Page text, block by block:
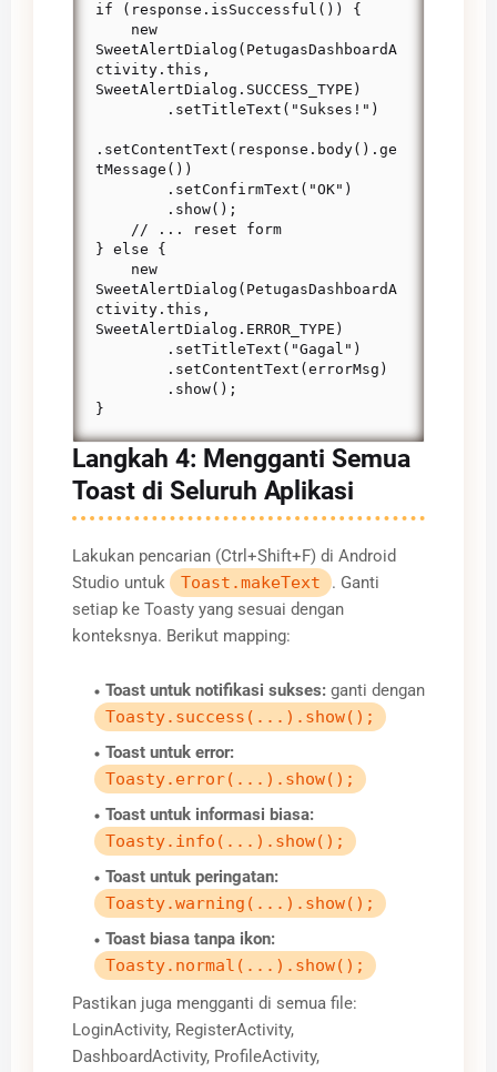
if (response.isSuccessful()) {
SweetAlertDialog(PetugasDashboardA
ctivity.this,
SweetAlertDialog.SUCCESS_TYPE)
.setContentText(response.body().ge
tMessage())
} else {
SweetAlertDialog(PetugasDashboardA
ctivity.this,
SweetAlertDialog.ERROR_TYPE)
}
Langkah 4: Mengganti Semua
Toast di Seluruh Aplikasi
Lakukan pencarian (Ctrl+Shift+F) di Android
Studio untuk
Toast.makeText
. Ganti
setiap ke Toasty yang sesuai dengan
konteksnya. Berikut mapping:
Toast untuk notifikasi sukses: ganti dengan
Toasty.success(...).show();
Toast untuk error:
Toasty.error(...).show();
Toast untuk informasi biasa:
Toasty.info(...).show();
Toast untuk peringatan:
Toasty.warning(...).show();
Toast biasa tanpa ikon:
Toasty.normal(...).show();
Pastikan juga mengganti di semua file:
LoginActivity, RegisterActivity,
DashboardActivity, ProfileActivity,